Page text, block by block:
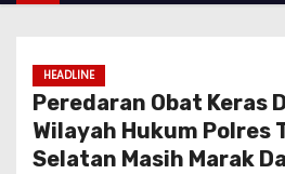
HEADLINE
Peredaran Obat Keras
Wilayah Hukum Polres
Selatan Masih Marak